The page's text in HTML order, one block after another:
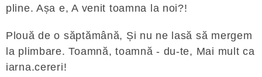
pline. Așa e, A venit toamna la noi?!
Plouă de o săptămână, Și nu ne lasă să mergem
la plimbare. Toamnă, toamnă - du-te, Mai mult ca
iarna.cereri!